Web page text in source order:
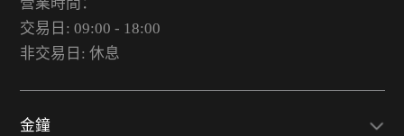
交易日: 09:00 - 18:00
非交易日: 休息
金鐘